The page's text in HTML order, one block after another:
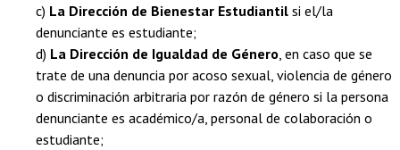
c) La Dirección de Bienestar Estudiantil si el/la
denunciante es estudiante;
d) La Dirección de Igualdad de Género , en caso que se
trate de una denuncia por acoso sexual, violencia de género
o discriminación arbitraria por razón de género si la persona
denunciante es académico/a, personal de colaboración o
estudiante;